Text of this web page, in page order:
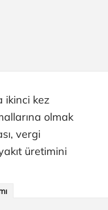
ikinci kez
olmak
vergi
üretimini